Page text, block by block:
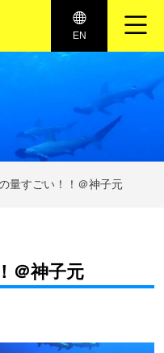
EN
量すごい！！＠神子元
＠神子元